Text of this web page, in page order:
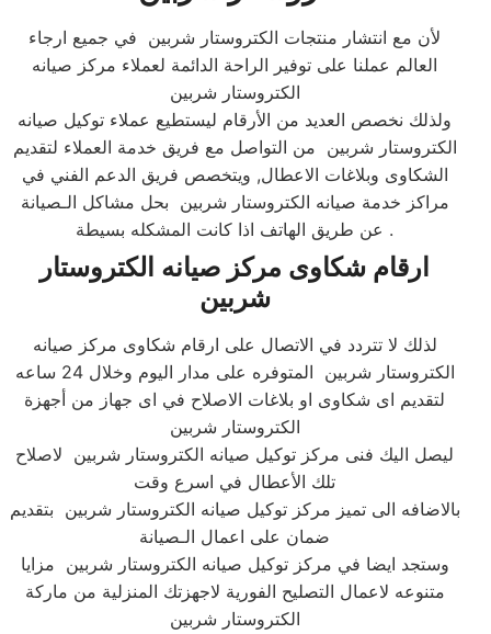
لأن مع انتشار منتجات الكتروستار شربين في جميع ارجاء
العالم عملنا على توفير الراحة الدائمة لعملاء مركز صيانه
الكتروستار شربين
ولذلك نخصص العديد من الأرقام ليستطيع عملاء توكيل صيانه
الكتروستار شربين من التواصل مع فريق خدمة العملاء لتقديم
الشكاوى وبلاغات الاعطال, ويتخصص فريق الدعم الفني في
مراكز خدمة صيانه الكتروستار شربين بحل مشاكل الـصيانة
عن طريق الهاتف اذا كانت المشكله بسيطة .​
ارقام شكاوى مركز صيانه الكتروستار
شربين
لذلك لا تتردد في الاتصال على ارقام شكاوى مركز صيانه
الكتروستار شربين المتوفره على مدار اليوم وخلال 24 ساعه
لتقديم اى شكاوى او بلاغات الاصلاح في اى جهاز من أجهزة
الكتروستار شربين
ليصل اليك فنى مركز توكيل صيانه الكتروستار شربين لاصلاح
تلك الأعطال في اسرع وقت
بالاضافه الى تميز مركز توكيل صيانه الكتروستار شربين بتقديم
ضمان على اعمال الـصيانة
وستجد ايضا في مركز توكيل صيانه الكتروستار شربين مزايا
متنوعه لاعمال التصليح الفورية لاجهزتك المنزلية من ماركة
الكتروستار شربين